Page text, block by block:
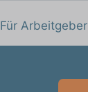
Für Arbeitgeber